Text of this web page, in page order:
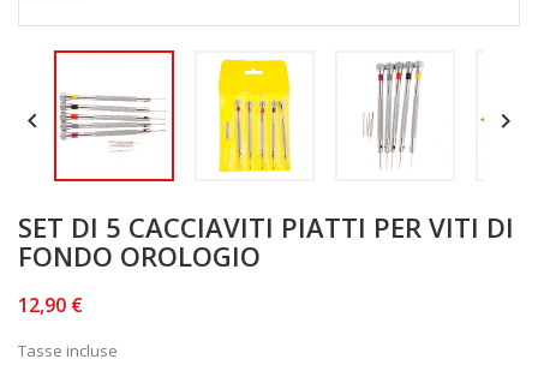
 
SET DI 5 CACCIAVITI PIATTI PER VITI DI
FONDO OROLOGIO
12,90 €
Tasse incluse